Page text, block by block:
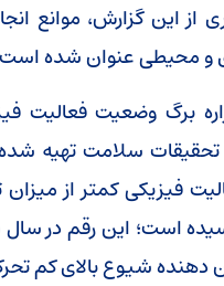
این گزارش، موانع
و محیطی عنوان شده
شیوع بالای کم